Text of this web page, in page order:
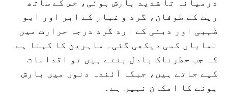
درمیانہ تا شدید بارش ہوئی، جس کے ساتھ
ریت کے طوفان، گرد و غبار کے ابر اور ابو
ظہبی اور دبئی کے ارد گرد درجہ حرارت میں
نمایاں کمی دیکھی گئی۔ ماہرین کا کہنا ہے
کہ جب خطرناک بادل بنتے ہیں تو اقدامات
کیے جاتے ہیں، جبکہ آئندہ دنوں میں بارش
ہونے کا امکان نہیں ہے۔